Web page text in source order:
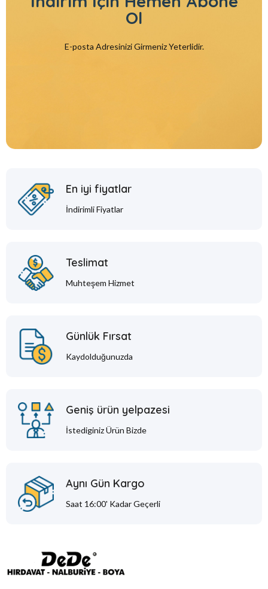
Ol
E-posta Adresinizi Girmeniz Yeterlidir.
En iyi fiyatlar
İndirimli Fiyatlar
Teslimat
Muhteşem Hizmet
Günlük Fırsat
Kaydolduğunuzda
Geniş ürün yelpazesi
İstediginiz Ürün Bizde
Aynı Gün Kargo
Saat 16:00' Kadar Geçerli